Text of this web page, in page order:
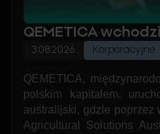
QEMETICA
3.08.2026 Korporacyjne
QEMETICA,
polskim kapitałem,
australijski, gdzie poprzez
Agricultural Solutions